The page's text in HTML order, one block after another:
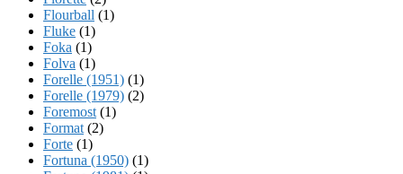
Flourball (1)
Fluke (1)
Foka (1)
Folva (1)
Forelle (1951) (1)
Forelle (1979) (2)
Foremost (1)
Format (2)
Forte (1)
Fortuna (1950) (1)